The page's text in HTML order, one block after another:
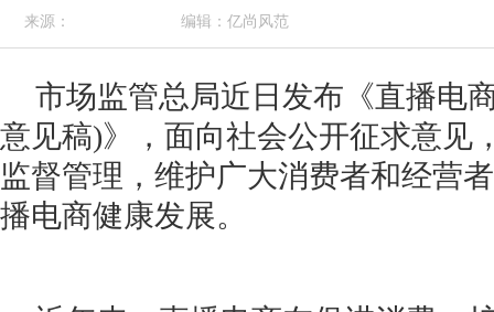
来源： 编辑：亿尚风范
市场监管总局近日发布《直播电
意见稿)》，面向社会公开征求意见
监督管理，维护广大消费者和经营
播电商健康发展。